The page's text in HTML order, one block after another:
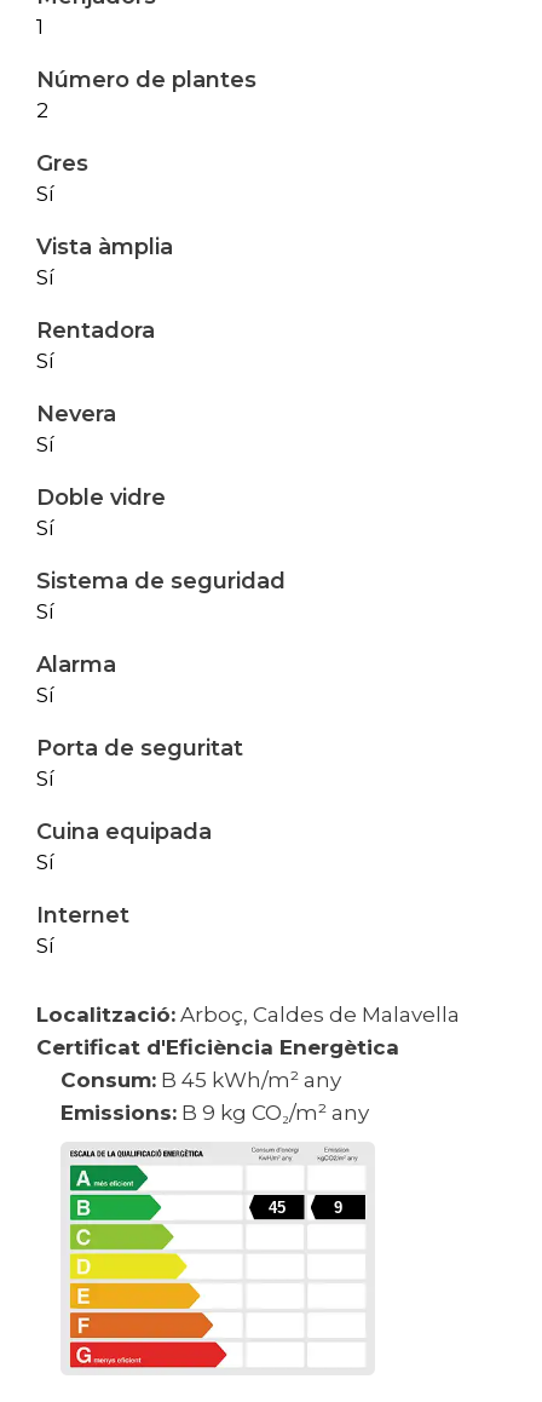
1
Número de plantes
2
Gres
Sí
Vista àmplia
Sí
Rentadora
Sí
Nevera
Sí
Doble vidre
Sí
Sistema de seguridad
Sí
Alarma
Sí
Porta de seguritat
Sí
Cuina equipada
Sí
Internet
Sí
Localització: Arboç, Caldes de Malavella
Certificat d'Eficiència Energètica
Consum: B 45 kWh/m² any
Emissions: B 9 kg CO₂/m² any
45 9